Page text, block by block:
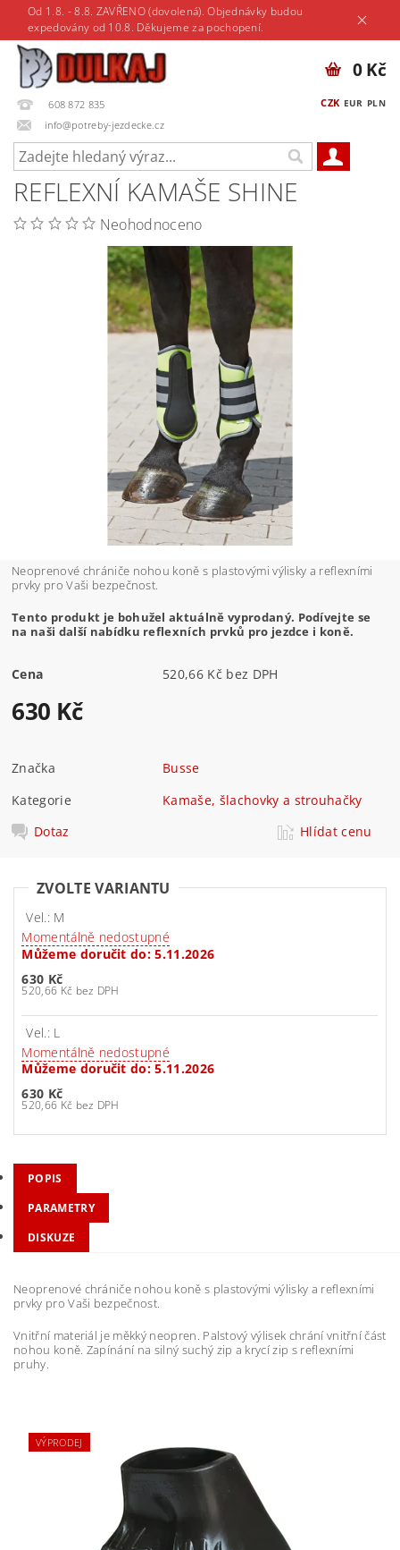
Od 1.8. - 8.8. ZAVŘENO (dovolená). Objednávky budou
expedovány od 10.8. Děkujeme za pochopení.
608 872 835
info@potreby-jezdecke.cz
CZK EUR PLN
0 Kč
REFLEXNÍ KAMAŠE SHINE
Neohodnoceno
Neoprenové chrániče nohou koně s plastovými výlisky a reflexními
prvky pro Vaši bezpečnost.
Tento produkt je bohužel aktuálně vyprodaný. Podívejte se
na naši další nabídku reflexních prvků pro jezdce i koně.
Cena 520,66 Kč bez DPH
630 Kč
Značka
Busse
Kategorie
Kamaše, šlachovky a strouhačky
Dotaz
Hlídat cenu
ZVOLTE VARIANTU
Vel.: M
Momentálně nedostupné
Můžeme doručit do: 5.11.2026
630 Kč
520,66 Kč bez DPH
Vel.: L
Momentálně nedostupné
Můžeme doručit do: 5.11.2026
630 Kč
520,66 Kč bez DPH
POPIS
PARAMETRY
DISKUZE
Neoprenové chrániče nohou koně s plastovými výlisky a reflexními
prvky pro Vaši bezpečnost.
Vnitřní materiál je měkký neopren. Palstový výlisek chrání vnitřní část
nohou koně. Zapínání na silný suchý zip a krycí zip s reflexními
pruhy.
VÝPRODEJ